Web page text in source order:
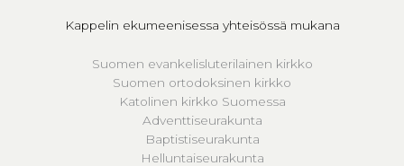
Kappelin ekumeenisessa yhteisössä mukana
Suomen evankelisluterilainen kirkko
Suomen ortodoksinen kirkko
Katolinen kirkko Suomessa
Adventtiseurakunta
Baptistiseurakunta
Helluntaiseurakunta